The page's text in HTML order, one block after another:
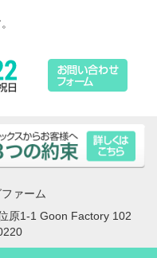
ァーム
原1-1 Goon Factory 102